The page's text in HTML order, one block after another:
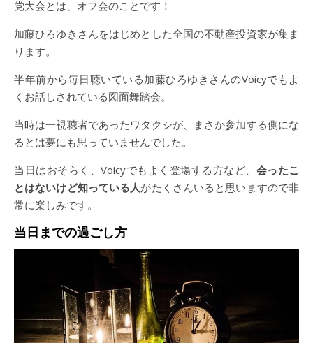
党大会とは、オフ会のことです！
加藤ひろゆきさんをはじめとした全国の不動産投資家が集ま
ります。
半年前から毎日聴いている加藤ひろゆきさんのVoicyでもよ
くお話しされている図面舞踏会。
当時は一視聴者であったワタクシが、まさか参加する側にな
るとは夢にも思っていませんでした。
当日はおそらく、Voicyでもよく登場する方など、 会ったこ
とはないけど知っている人がたくさんいると思いますので非
常に楽しみです。
当日までの過ごし方